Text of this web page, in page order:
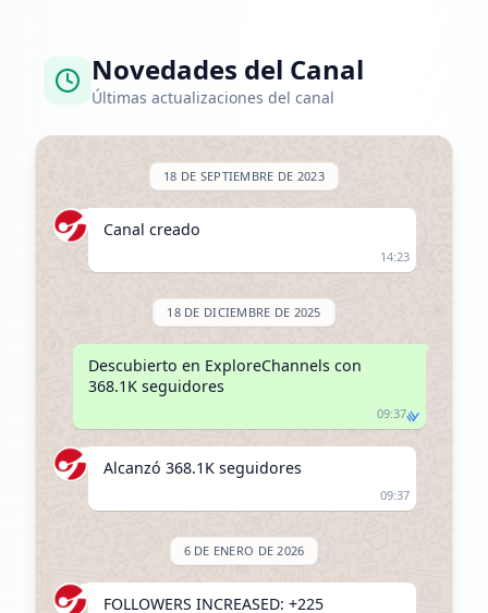
Novedades del Canal
Últimas actualizaciones del canal
18 DE SEPTIEMBRE DE 2023
Canal creado
14:23
18 DE DICIEMBRE DE 2025
Descubierto en ExploreChannels con
368.1K seguidores
09:37
Alcanzó 368.1K seguidores
09:37
6 DE ENERO DE 2026
FOLLOWERS INCREASED: +225